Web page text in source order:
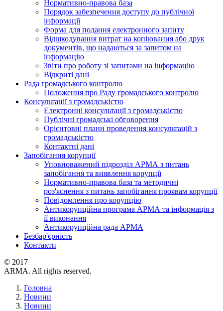
Нормативно-правова база
Порядок забезпечення доступу до публічної
інформації
Форма для подання електронного запиту
Відшкодування витрат на копіювання або друк
документів, що надаються за запитом на
інформацію
Звіти про роботу зі запитами на інформацію
Відкриті дані
Рада громадського контролю
Положення про Раду громадського контролю
Консультації з громадськістю
Електронні консультації з громадськістю
Публічні громадські обговорення
Орієнтовні плани проведення консультацій з
громадськістю
Контактні дані
Запобігання корупції
Уповноважений підрозділ АРМА з питань
запобігання та виявлення корупції
Нормативно-правова база та методичні
роз'яснення з питань запобігання проявам корупції
Повідомлення про корупцію
Антикорупційна програма АРМА та інформація з
її виконання
Антикорупційна рада АРМА
Безбар'єрність
Контакти
© 2017
ARMA. All rights reserved.
Головна
Новини
Новини